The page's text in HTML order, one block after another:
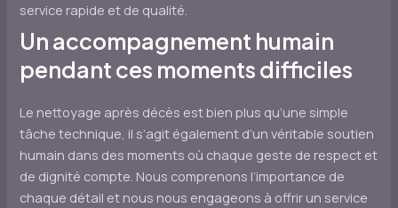
service rapide et de qualité.
Un accompagnement humain
pendant ces moments difficiles
Le nettoyage après décès est bien plus qu’une simple
tâche technique, il s’agit également d’un véritable soutien
humain dans des moments où chaque geste de respect et
de dignité compte. Nous comprenons l’importance de
chaque détail et nous nous engageons à offrir un service